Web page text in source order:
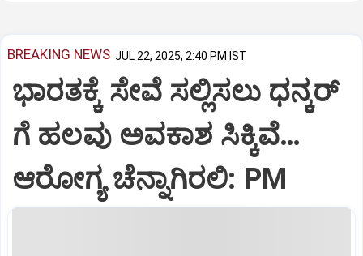
BREAKING NEWS JUL 22, 2025, 2:40 PM IST
ಭಾರತಕ್ಕೆ ಸೇವೆ ಸಲ್ಲಿಸಲು ಧನ್ಕರ್‌
ಗೆ ಹಲವು ಅವಕಾಶ ಸಿಕ್ಕಿವೆ…
ಆರೋಗ್ಯ ಚೆನ್ನಾಗಿರಲಿ: PM